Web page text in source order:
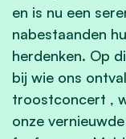
en is nu een
nabestaanden
herdenken. Op
bij wie ons
troostconcert ,
onze